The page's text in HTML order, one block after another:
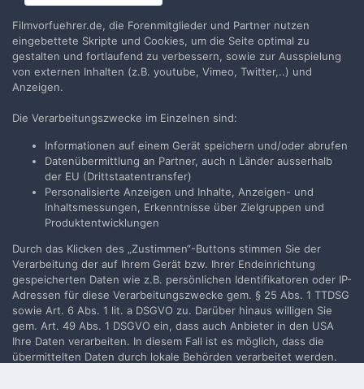
Erstelle ein Benutzerkonto oder melde Dich
an, um zu kommentieren
Du musst ein Benutzerkonto haben, um einen Kommentar
verfassen zu können
Benutzerkonto erstellen
ist einfach!
Neues Benutzerkonto erstellen
Anmelden
Du hast bereits ein Benutzerkonto? Melde Dich hier an.
Jetzt anmelden
Filmvorfuehrer.de, die Forenmitglieder und Partner nutzen
eingebettete Skripte und Cookies, um die Seite optimal zu
gestalten und fortlaufend zu verbessern, sowie zur Ausspielung
von externen Inhalten (z.B. youtube, Vimeo, Twitter,..) und
Anzeigen.
Die Verarbeitungszwecke im Einzelnen sind:
Informationen auf einem Gerät speichern und/oder abrufen
Datenübermittlung an Partner, auch n Länder ausserhalb
der EU (Drittstaatentransfer)
Personalisierte Anzeigen und Inhalte, Anzeigen- und
Inhaltsmessungen, Erkenntnisse über Zielgruppen und
Produktentwicklungen
Durch das Klicken des „Zustimmen“-Buttons stimmen Sie der
Verarbeitung der auf Ihrem Gerät bzw. Ihrer Endeinrichtung
gespeicherten Daten wie z.B. persönlichen Identifikatoren oder IP-
Adressen für diese Verarbeitungszwecke gem. § 25 Abs. 1 TTDSG
sowie Art. 6 Abs. 1 lit. a DSGVO zu. Darüber hinaus willigen Sie
gem. Art. 49 Abs. 1 DSGVO ein, dass auch Anbieter in den USA
Ihre Daten verarbeiten. In diesem Fall ist es möglich, dass die
übermittelten Daten durch lokale Behörden verarbeitet werden.